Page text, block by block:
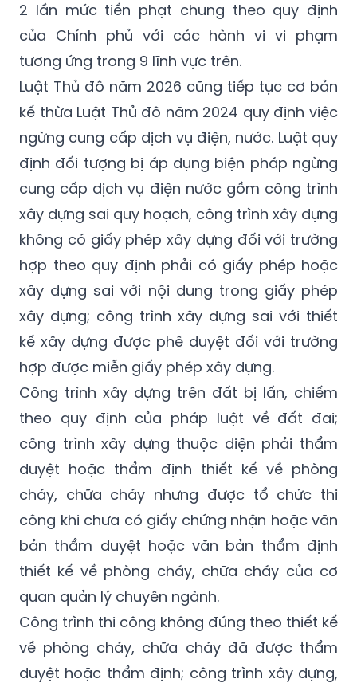
2 lần mức tiền phạt chung theo quy định
của Chính phủ với các hành vi vi phạm
tương ứng trong 9 lĩnh vực trên.
Luật Thủ đô năm 2026 cũng tiếp tục cơ bản
kế thừa Luật Thủ đô năm 2024 quy định việc
ngừng cung cấp dịch vụ điện, nước. Luật quy
định đối tượng bị áp dụng biện pháp ngừng
cung cấp dịch vụ điện nước gồm công trình
xây dựng sai quy hoạch, công trình xây dựng
không có giấy phép xây dựng đối với trường
hợp theo quy định phải có giấy phép hoặc
xây dựng sai với nội dung trong giấy phép
xây dựng; công trình xây dựng sai với thiết
kế xây dựng được phê duyệt đối với trường
hợp được miễn giấy phép xây dựng.
Công trình xây dựng trên đất bị lấn, chiếm
theo quy định của pháp luật về đất đai;
công trình xây dựng thuộc diện phải thẩm
duyệt hoặc thẩm định thiết kế về phòng
cháy, chữa cháy nhưng được tổ chức thi
công khi chưa có giấy chứng nhận hoặc văn
bản thẩm duyệt hoặc văn bản thẩm định
thiết kế về phòng cháy, chữa cháy của cơ
quan quản lý chuyên ngành.
Công trình thi công không đúng theo thiết kế
về phòng cháy, chữa cháy đã được thẩm
duyệt hoặc thẩm định; công trình xây dựng,